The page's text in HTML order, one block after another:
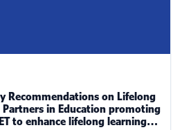
Recommendations on Lifelong
in Education promoting
to enhance lifelong learning